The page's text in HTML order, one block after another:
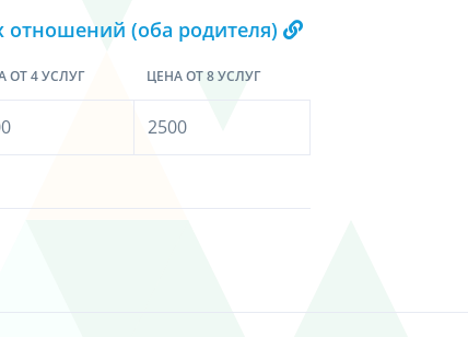
отношений (оба родителя)
ОТ 4 УСЛУГ ЦЕНА ОТ 8 УСЛУГ
2500